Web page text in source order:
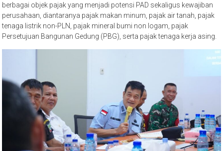
berbagai objek pajak yang menjadi potensi PAD sekaligus kewajiban
perusahaan, diantaranya pajak makan minum, pajak air tanah, pajak
tenaga listrik non-PLN, pajak mineral bumi non logam, pajak
Persetujuan Bangunan Gedung (PBG), serta pajak tenaga kerja asing.